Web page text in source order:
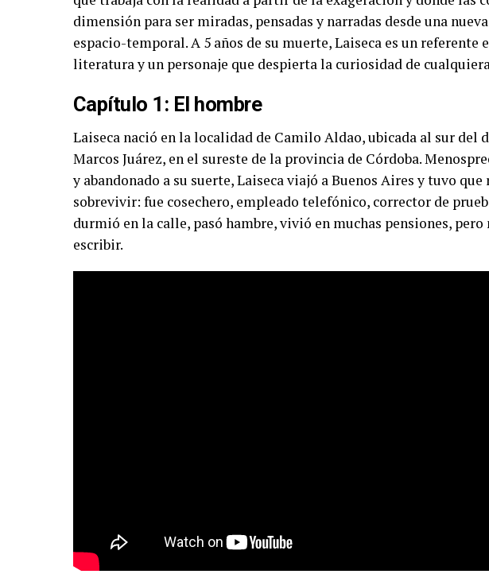
dimensión para ser miradas, pensadas y narradas desde una
espacio-temporal. A 5 años de su muerte, Laiseca es un referente
literatura y un personaje que despierta la curiosidad de
Capítulo 1: El hombre
Laiseca nació en la localidad de Camilo Aldao, ubicada al sur del
Marcos Juárez, en el sureste de la provincia de Córdoba.
y abandonado a su suerte, Laiseca viajó a Buenos Aires y tuvo que
sobrevivir: fue cosechero, empleado telefónico, corrector de
durmió en la calle, pasó hambre, vivió en muchas pensiones, pero
escribir.